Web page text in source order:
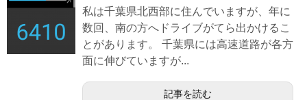
私は千葉県北西部に住んでいますが、年に
数回、南の方へドライブがてら出かけるこ
とがあります。 千葉県には高速道路が各方
面に伸びていますが...
記事を読む